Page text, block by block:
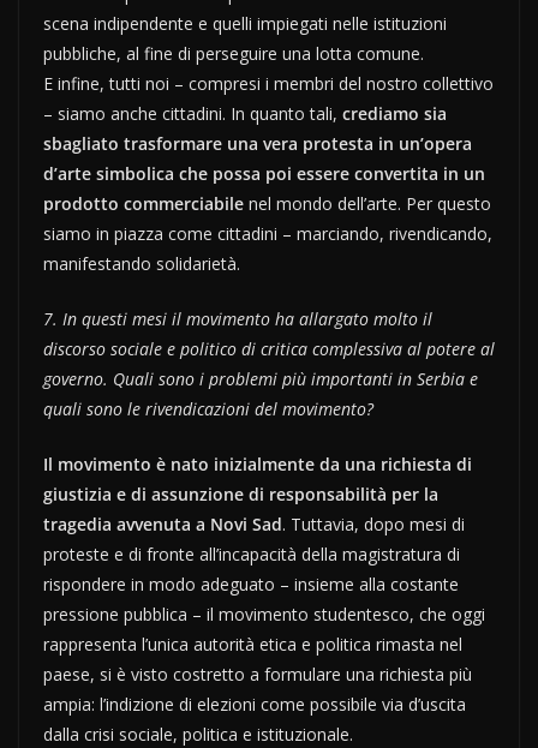
scena indipendente e quelli impiegati nelle istituzioni
pubbliche, al fine di perseguire una lotta comune.
E infine, tutti noi – compresi i membri del nostro collettivo
– siamo anche cittadini. In quanto tali, crediamo sia
sbagliato trasformare una vera protesta in un’opera
d’arte simbolica che possa poi essere convertita in un
prodotto commerciabile nel mondo dell’arte. Per questo
siamo in piazza come cittadini – marciando, rivendicando,
manifestando solidarietà.
7. In questi mesi il movimento ha allargato molto il
discorso sociale e politico di critica complessiva al potere al
governo. Quali sono i problemi più importanti in Serbia e
quali sono le rivendicazioni del movimento?
Il movimento è nato inizialmente da una richiesta di
giustizia e di assunzione di responsabilità per la
tragedia avvenuta a Novi Sad. Tuttavia, dopo mesi di
proteste e di fronte all’incapacità della magistratura di
rispondere in modo adeguato – insieme alla costante
pressione pubblica – il movimento studentesco, che oggi
rappresenta l’unica autorità etica e politica rimasta nel
paese, si è visto costretto a formulare una richiesta più
ampia: l’indizione di elezioni come possibile via d’uscita
dalla crisi sociale, politica e istituzionale.